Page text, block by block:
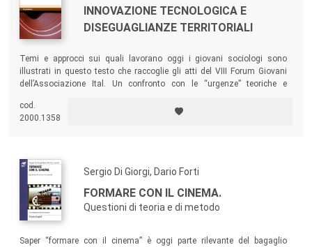
INNOVAZIONE TECNOLOGICA E
DISEGUAGLIANZE TERRITORIALI
Temi e approcci sui quali lavorano oggi i giovani sociologi sono
illustrati in questo testo che raccoglie gli atti del VIII Forum Giovani
dell’Associazione Ital. Un confronto con le “urgenze” teoriche e
rappresenta internamente e si presenta all’esterno.
cod.
2000.1358
Sergio Di Giorgi, Dario Forti
FORMARE CON IL CINEMA.
Questioni di teoria e di metodo
Saper “formare con il cinema” è oggi parte rilevante del bagaglio